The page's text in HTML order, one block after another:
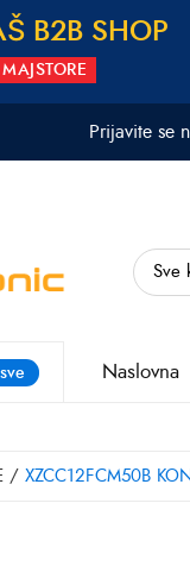
Š B2B S H OP
Prijavite se
Naslovna
/ XZCC12FCM50B